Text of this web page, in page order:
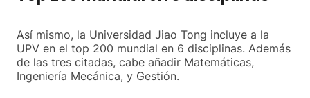
Así mismo, la Universidad Jiao Tong incluye a la
UPV en el top 200 mundial en 6 disciplinas. Además
de las tres citadas, cabe añadir Matemáticas,
Ingeniería Mecánica, y Gestión.